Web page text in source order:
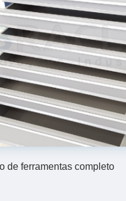
de ferramentas completo